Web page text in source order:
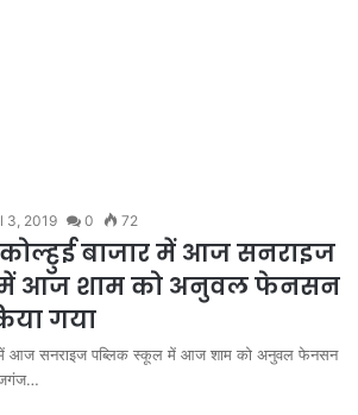
3, 2019 0 72
बाजार में आज सनराइज
आज शाम को अनुवल फेनसन
गया
में आज सनराइज पब्लिक स्कूल में आज शाम को अनुवल फेनसन